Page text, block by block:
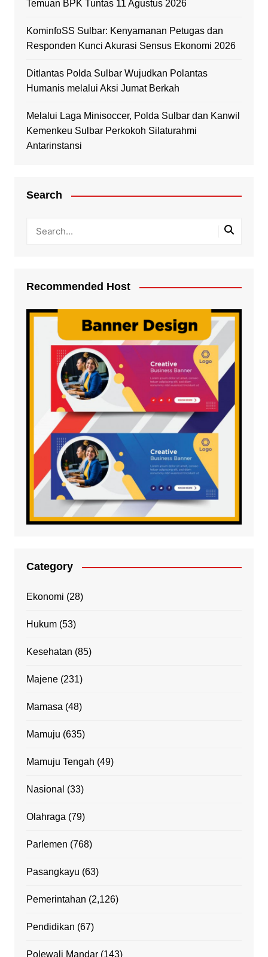
Temuan BPK Tuntas 11 Agustus 2026
KominfoSS Sulbar: Kenyamanan Petugas dan
Responden Kunci Akurasi Sensus Ekonomi 2026
Ditlantas Polda Sulbar Wujudkan Polantas
Humanis melalui Aksi Jumat Berkah
Melalui Laga Minisoccer, Polda Sulbar dan Kanwil
Kemenkeu Sulbar Perkokoh Silaturahmi
Antarinstansi
Search
Recommended Host
Category
Ekonomi (28)
Hukum(53)
Kesehatan (85)
Majene(231)
Mamasa(48)
Mamuju (635)
Mamuju Tengah (49)
Nasional (33)
Olahraga(79)
Parlemen (768)
Pasangkayu (63)
Pemerintahan (2,126)
Pendidikan (67)
Polewali Mandar(143)